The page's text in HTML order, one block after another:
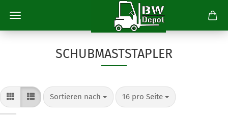
SCHUBMASTSTAPLER
Sortieren nach
Sortieren nach 16 pro Seite
pro Seite